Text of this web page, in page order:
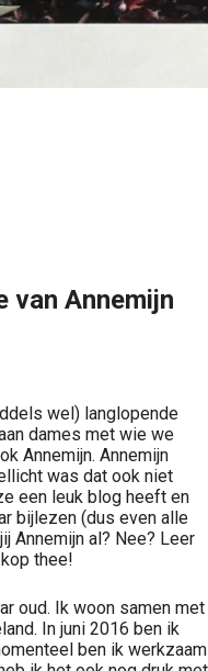
van Annemijn
wel) langlopende
dames met wie we
Annemijn. Annemijn
was dat ook niet
een leuk blog heeft en
bijlezen (dus even alle
Annemijn al? Nee? Leer
thee!
oud. Ik woon samen met
In juni 2016 ben ik
ben ik werkzaam